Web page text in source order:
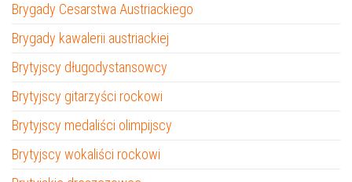
Brygady Cesarstwa Austriackiego
Brygady kawalerii austriackiej
Brytyjscy długodystansowcy
Brytyjscy gitarzyści rockowi
Brytyjscy medaliści olimpijscy
Brytyjscy wokaliści rockowi